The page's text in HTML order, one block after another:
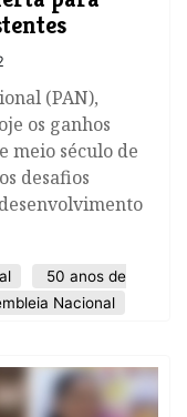
(PAN),
os ganhos
meio século de
desafios
50 anos de
Nacional